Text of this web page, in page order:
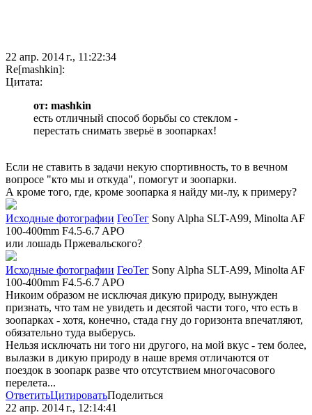
22 апр. 2014 г., 11:22:34
Re[mashkin]:
Цитата:
от: mashkin
есть отличный способ борьбы со стеклом -
перестать снимать зверьё в зоопарках!
Если не ставить в задачи некую спортивность, то в вечном
вопросе "кто мы и откуда", помогут и зоопарки.
А кроме того, где, кроме зоопарка я найду ми-лу, к примеру?
Исходные фотографии ГеоТег Sony Alpha SLT-A99, Minolta AF
100-400mm F4.5-6.7 APO
или лошадь Пржевальского?
Исходные фотографии ГеоТег Sony Alpha SLT-A99, Minolta AF
100-400mm F4.5-6.7 APO
Никоим образом не исключая дикую природу, вынужден
признать, что там не увидеть и десятой части того, что есть в
зоопарках - хотя, конечно, стада гну до горизонта впечатляют,
обязательно туда выберусь.
Нельзя исключать ни того ни другого, на мой вкус - тем более,
вылазки в дикую природу в наше время отличаются от
поездок в зоопарк разве что отсутствием многочасового
перелета...
ОтветитьЦитироватьПоделиться
22 апр. 2014 г., 12:14:41